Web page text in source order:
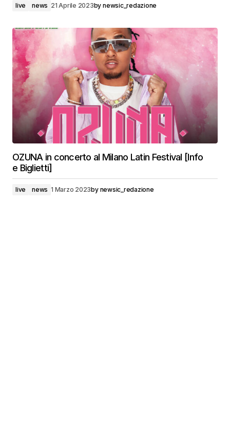
live news 21 Aprile 2023by newsic_redazione
OZUNA in concerto al Milano Latin Festival [Info
e Biglietti]
live news 1 Marzo 2023by newsic_redazione